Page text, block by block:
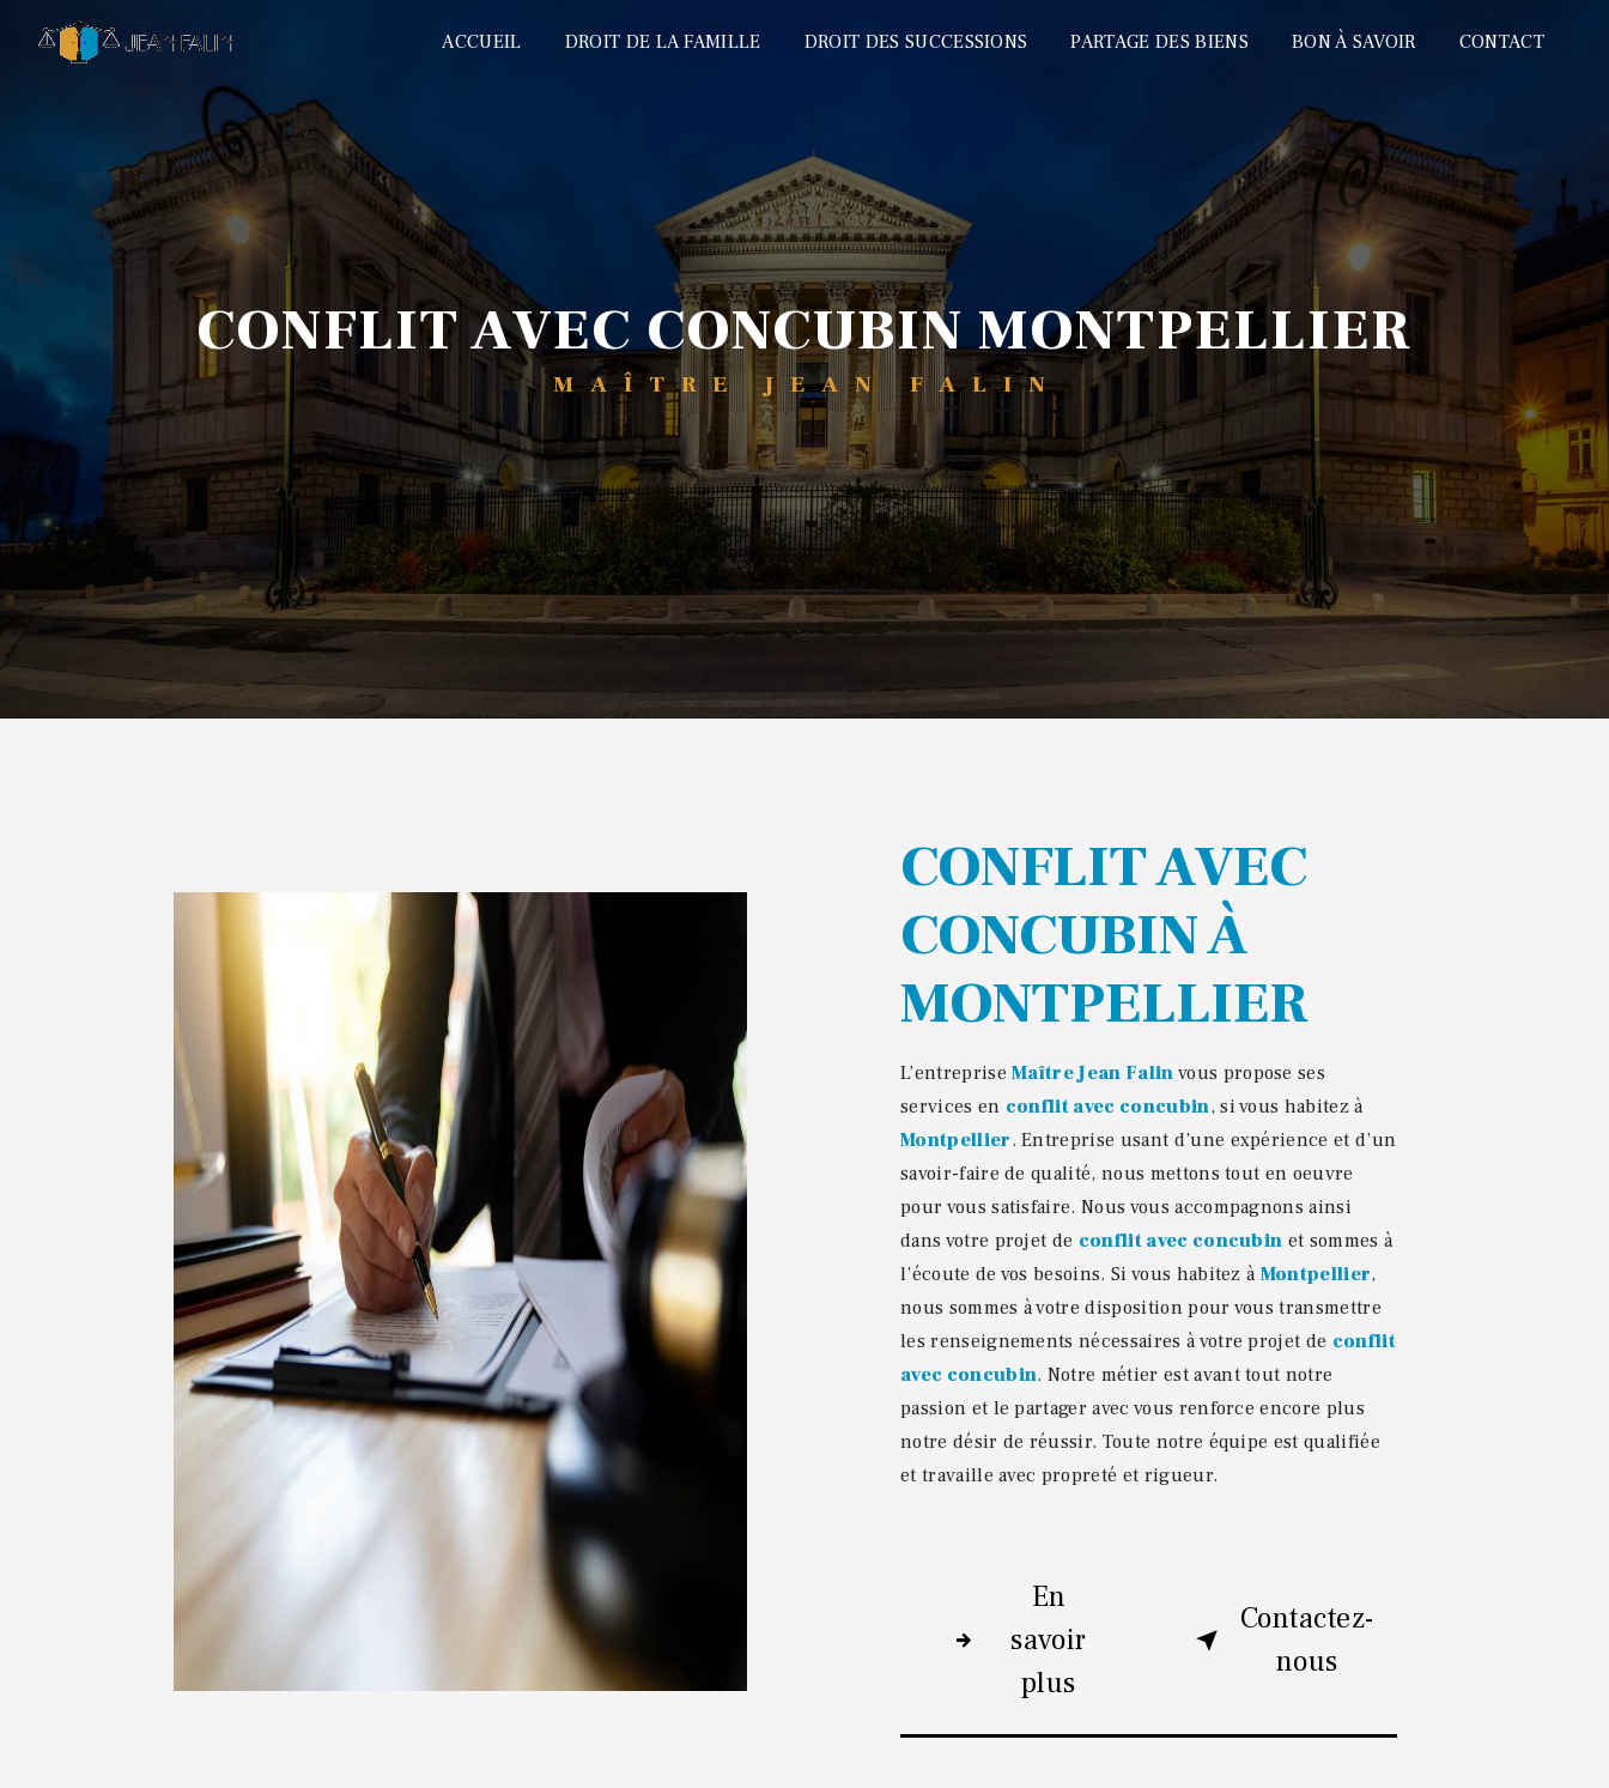
ACCUEIL DROIT DE LA FAMILLE DROIT DES SUCCESSIONS PARTAGE DES BIENS BON À SAVOIR CONTACT
CONFLIT AVEC CONCUBIN MONTPELLIER
MAÎTRE JEAN FALIN
CONFLIT AVEC
CONCUBIN À
MONTPELLIER
L’entrepriseMaître Jean Falin vous propose ses
services en conflit avec concubin, si vous habitez à
Montpellier. Entreprise usant d’une expérience et d’un
savoir-faire de qualité, nous mettons tout en oeuvre
pour vous satisfaire. Nous vous accompagnons ainsi
dans votre projet de conflit avec concubin et sommes à
l’écoute de vos besoins. Si vous habitez à Montpellier,
nous sommes à votre disposition pour vous transmettre
les renseignements nécessaires à votre projet de conflit
avec concubin. Notre métier est avant tout notre
passion et le partager avec vous renforce encore plus
notre désir de réussir. Toute notre équipe est qualifiée
et travaille avec propreté et rigueur.
En
savoir
plus
Contactez-
nous
Panneau de gestion des cookies